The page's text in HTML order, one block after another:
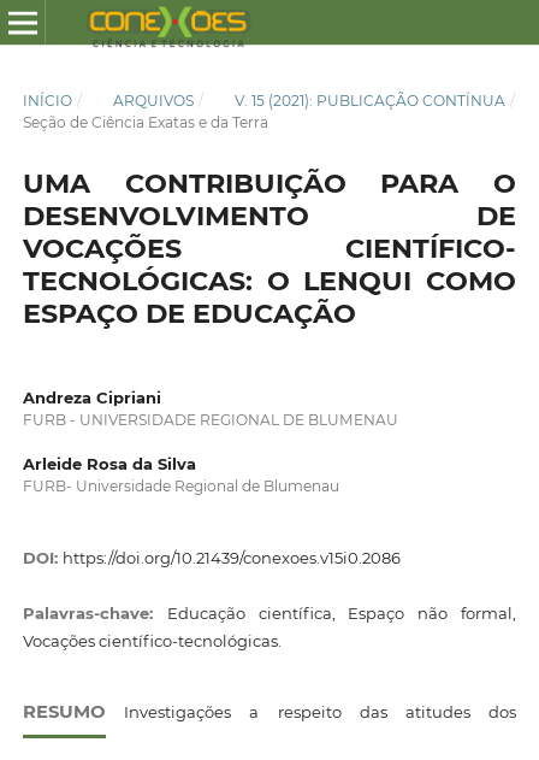
INÍCIO / ARQUIVOS / V. 15 (2021): PUBLICAÇÃO CONTÍNUA /
Seção de Ciência Exatas e da Terra
UMA CONTRIBUIÇÃO PARA O
DESENVOLVIMENTO DE
VOCAÇÕES CIENTÍFICO-
TECNOLÓGICAS: O LENQUI COMO
ESPAÇO DE EDUCAÇÃO
Andreza Cipriani
FURB - UNIVERSIDADE REGIONAL DE BLUMENAU
Arleide Rosa da Silva
FURB- Universidade Regional de Blumenau
DOI: https://doi.org/10.21439/conexoes.v15i0.2086
Palavras-chave: Educação científica, Espaço não formal,
Vocações científico-tecnológicas.
RESUMO Investigações a respeito das atitudes dos